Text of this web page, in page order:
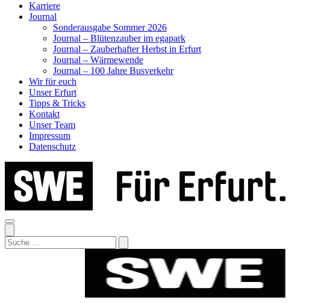
Karriere
Journal
Sonderausgabe Sommer 2026
Journal – Blütenzauber im egapark
Journal – Zauberhafter Herbst in Erfurt
Journal – Wärmewende
Journal – 100 Jahre Busverkehr
Wir für euch
Unser Erfurt
Tipps & Tricks
Kontakt
Unser Team
Impressum
Datenschutz
Search